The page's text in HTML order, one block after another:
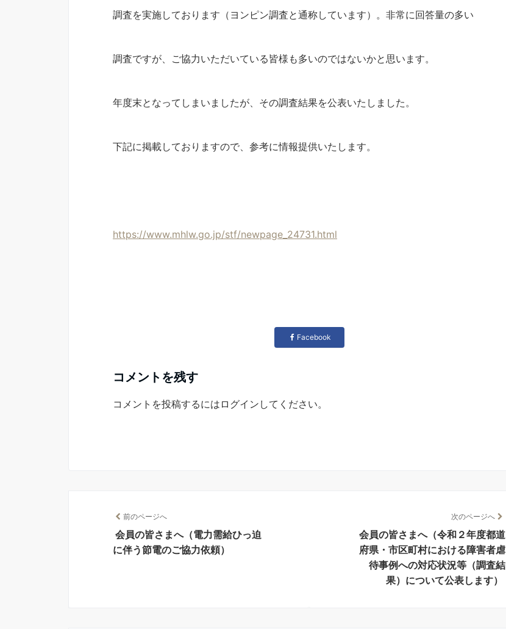
調査を実施しております（ヨンピン調査と通称しています）。非常に回答量の多い
調査ですが、ご協力いただいている皆様も多いのではないかと思います。
年度末となってしまいましたが、その調査結果を公表いたしました。
下記に掲載しておりますので、参考に情報提供いたします。
https://www.mhlw.go.jp/stf/newpage_24731.html
Facebook
コメントを残す
コメントを投稿するには ログイン してください。
前のページへ
会員の皆さまへ（電力需給ひっ迫
に伴う節電のご協力依頼）
次のページへ
会員の皆さまへ（令和２年度都道
府県・市区町村における障害者虐
待事例への対応状況等（調査結
果）について公表します）